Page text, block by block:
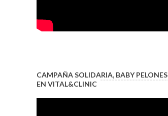
CAMPAÑA SOLIDARIA, BABY PELONES
EN VITAL&CLINIC